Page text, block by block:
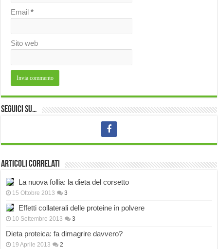
Email*
Sito web
Seguici su…
Articoli correlati
La nuova follia: la dieta del corsetto
15 Ottobre 2013 3
Effetti collaterali delle proteine in polvere
10 Settembre 2013 3
Dieta proteica: fa dimagrire davvero?
19 Aprile 2013 2